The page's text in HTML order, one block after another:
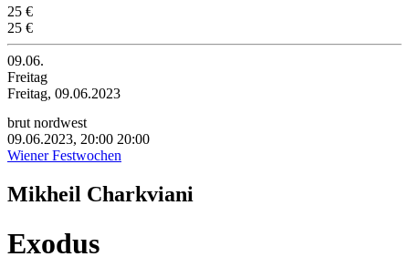
25 €
25 €
09.06.
Freitag
Freitag, 09.06.2023
brut nordwest
09.06.2023, 20:00 20:00
Wiener Festwochen
Mikheil Charkviani
Exodus